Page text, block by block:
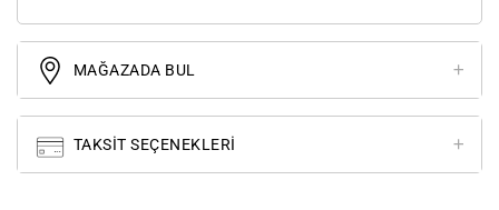
MAĞAZADA BUL
TAKSIT SEÇENEKLERI